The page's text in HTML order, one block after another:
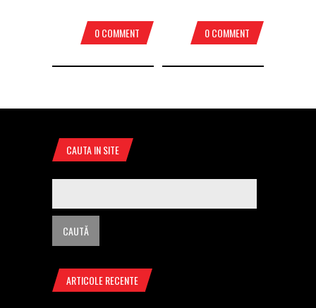
0 COMMENT 0 COMMENT
CAUTA IN SITE
ARTICOLE RECENTE